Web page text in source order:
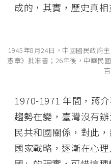
成的，其實，歷史真相
1945年8月24日，中國國民政府
憲章》批准書；26年後，中華民
1970-1971 年間，蔣
趨勢在變，臺灣沒有
民共和國關係，對此
國家戰略，逐漸在心